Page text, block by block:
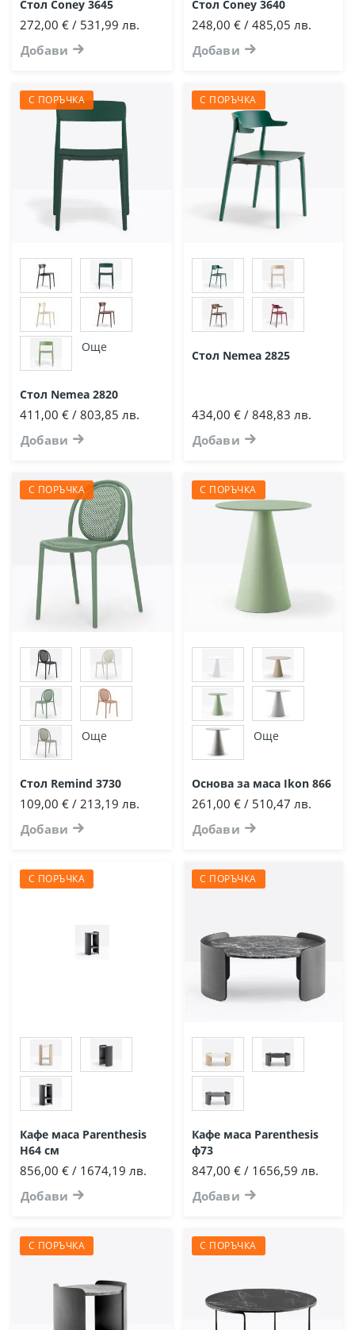
Стол Coney 3645
272,00 € / 531,99 лв.
Добави
Стол Coney 3640
248,00 € / 485,05 лв.
Добави
С ПОРЪЧКА
Още
Стол Nemea 2820
411,00 € / 803,85 лв.
Добави
С ПОРЪЧКА
Стол Nemea 2825
434,00 € / 848,83 лв.
Добави
С ПОРЪЧКА
Още
Стол Remind 3730
109,00 € / 213,19 лв.
Добави
С ПОРЪЧКА
Още
Основа за маса Ikon 866
261,00 € / 510,47 лв.
Добави
С ПОРЪЧКА
Кафе маса Parenthesis
Н64 см
856,00 € / 1674,19 лв.
Добави
С ПОРЪЧКА
Кафе маса Parenthesis
ф73
847,00 € / 1656,59 лв.
Добави
С ПОРЪЧКА С ПОРЪЧКА